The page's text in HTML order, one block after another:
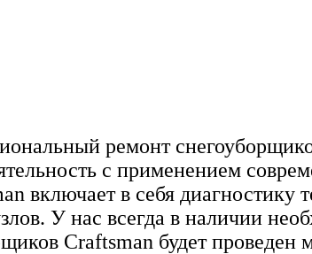
ремонт
с применением
включает в себя диагностику
У нас всегда в наличии
Craftsman будет проведен